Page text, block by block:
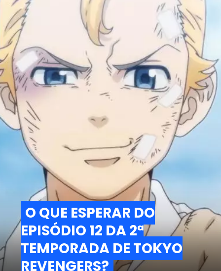
O QUE ESPERAR DO
EPISÓDIO 12 DA 2ª
TEMPORADA DE TOKYO
REVENGERS?
O QUE ESPERAR DO
EPISÓDIO 12 DA 2ª
TEMPORADA DE TOKYO
REVENGERS?